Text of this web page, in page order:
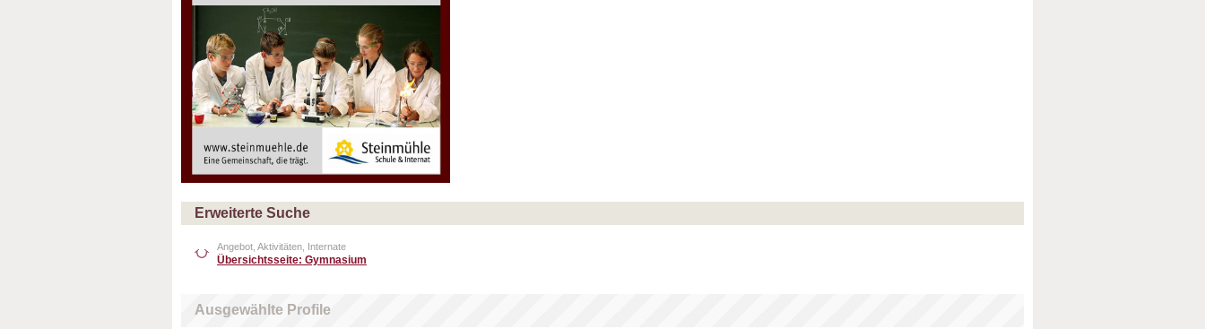
Erweiterte Suche
Angebot, Aktivitäten, Internate
Übersichtsseite: Gymnasium
Ausgewählte Profile